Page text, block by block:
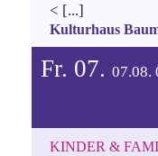
< [...]
Kulturhaus
Fr. 07. 07.08.
KINDER &